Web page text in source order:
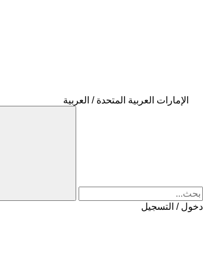
الإمارات العربية المتحدة / العربية
دخول / التسجيل